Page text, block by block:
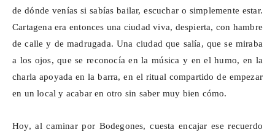
de dónde venías si sabías bailar, escuchar o simplemente estar.
Cartagena era entonces una ciudad viva, despierta, con hambre
de calle y de madrugada. Una ciudad que salía, que se miraba
a los ojos, que se reconocía en la música y en el humo, en la
charla apoyada en la barra, en el ritual compartido de empezar
en un local y acabar en otro sin saber muy bien cómo.
Hoy, al caminar por Bodegones, cuesta encajar ese recuerdo